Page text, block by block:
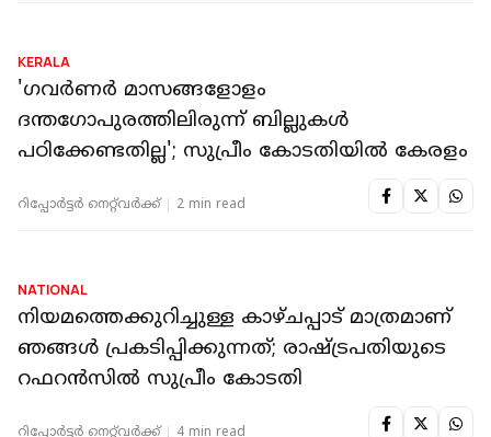
ഗവർണർ പദവി ഒഴിവാക്കണം; സിപിഐ
സംസ്ഥാന സമ്മേളനത്തിൽ പ്രമേയം
റിപ്പോർട്ടർ നെറ്റ്‌വര്‍ക്ക്‌ 2 min read